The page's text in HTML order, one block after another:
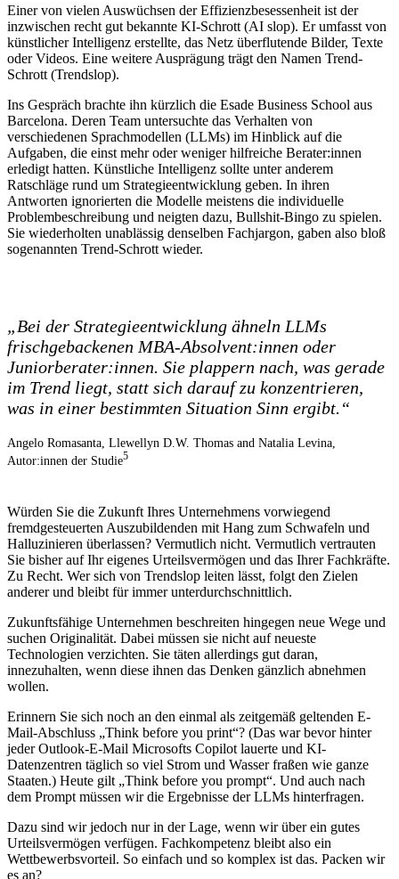
Einer von vielen Auswüchsen der Effizienzbesessenheit ist der
inzwischen recht gut bekannte KI-Schrott (AI slop). Er umfasst von
künstlicher Intelligenz erstellte, das Netz überflutende Bilder, Texte
oder Videos. Eine weitere Ausprägung trägt den Namen Trend-
Schrott (Trendslop).
Ins Gespräch brachte ihn kürzlich die Esade Business School aus
Barcelona. Deren Team untersuchte das Verhalten von
verschiedenen Sprachmodellen (LLMs) im Hinblick auf die
Aufgaben, die einst mehr oder weniger hilfreiche Berater:innen
erledigt hatten. Künstliche Intelligenz sollte unter anderem
Ratschläge rund um Strategieentwicklung geben. In ihren
Antworten ignorierten die Modelle meistens die individuelle
Problembeschreibung und neigten dazu, Bullshit-Bingo zu spielen.
Sie wiederholten unablässig denselben Fachjargon, gaben also bloß
sogenannten Trend-Schrott wieder.
„Bei der Strategieentwicklung ähneln LLMs
frischgebackenen MBA-Absolvent:innen oder
Juniorberater:innen. Sie plappern nach, was gerade
im Trend liegt, statt sich darauf zu konzentrieren,
was in einer bestimmten Situation Sinn ergibt.“
Angelo Romasanta, Llewellyn D.W. Thomas and Natalia Levina,
Autor:innen der Studie5
Würden Sie die Zukunft Ihres Unternehmens vorwiegend
fremdgesteuerten Auszubildenden mit Hang zum Schwafeln und
Halluzinieren überlassen? Vermutlich nicht. Vermutlich vertrauten
Sie bisher auf Ihr eigenes Urteilsvermögen und das Ihrer Fachkräfte.
Zu Recht. Wer sich von Trendslop leiten lässt, folgt den Zielen
anderer und bleibt für immer unterdurchschnittlich.
Zukunftsfähige Unternehmen beschreiten hingegen neue Wege und
suchen Originalität. Dabei müssen sie nicht auf neueste
Technologien verzichten. Sie täten allerdings gut daran,
innezuhalten, wenn diese ihnen das Denken gänzlich abnehmen
wollen.
Erinnern Sie sich noch an den einmal als zeitgemäß geltenden E-
Mail-Abschluss „Think before you print“? (Das war bevor hinter
jeder Outlook-E-Mail Microsofts Copilot lauerte und KI-
Datenzentren täglich so viel Strom und Wasser fraßen wie ganze
Staaten.) Heute gilt „Think before you prompt“. Und auch nach
dem Prompt müssen wir die Ergebnisse der LLMs hinterfragen.
Dazu sind wir jedoch nur in der Lage, wenn wir über ein gutes
Urteilsvermögen verfügen. Fachkompetenz bleibt also ein
Wettbewerbsvorteil. So einfach und so komplex ist das. Packen wir
es an?